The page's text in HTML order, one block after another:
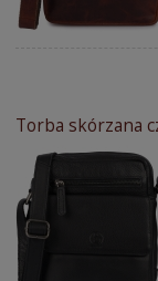
Torba skórzana